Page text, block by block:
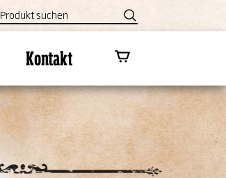
Kontakt